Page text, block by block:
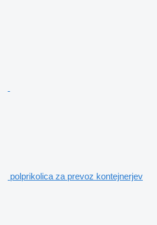
polprikolica za prevoz kontejnerjev